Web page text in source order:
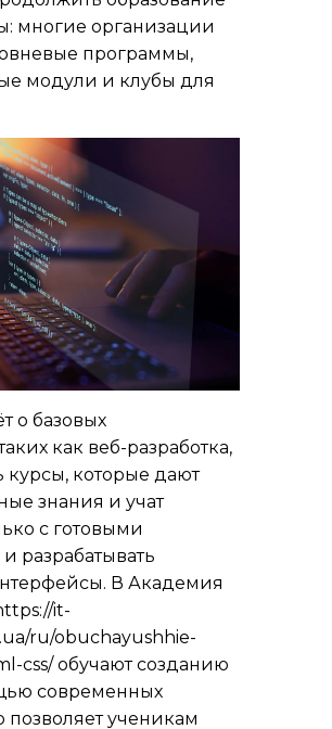
многие организации
программы,
модули и клубы для
о базовых
как веб-разработка,
курсы, которые дают
знания и учат
с готовыми
разрабатывать
В Академия
it-
ru/obuchayushhie-
css/обучают созданию
современных
позволяет ученикам